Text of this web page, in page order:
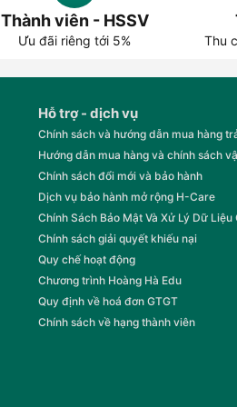
Thành viên - HSSV
Ưu đãi riêng tới 5% Thu
Hỗ trợ - dịch vụ
Chính sách và hướng dẫn mua hàng
Hướng dẫn mua hàng và chính sách
Chính sách đổi mới và bảo hành
Dịch vụ bảo hành mở rộng H-Care
Chính Sách Bảo Mật Và Xử Lý Dữ Liệu
Chính sách giải quyết khiếu nại
Quy chế hoạt động
Chương trình Hoàng Hà Edu
Quy định về hoá đơn GTGT
Chính sách về hạng thành viên